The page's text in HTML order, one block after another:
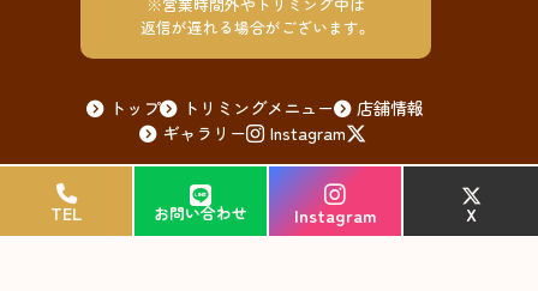
TEL お問い合わせ Instagram X
TEL お問い合わせ Instagram X
返信が遅れる場合がございます。
トップ トリミングメニュー
店舗情報
ギャラリー
Instagram
© 2026 ペットサロンまーれん